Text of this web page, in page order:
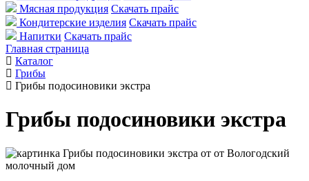
Мясная продукция Скачать прайс
Кондитерские изделия Скачать прайс
Напитки Скачать прайс
Главная страница
Каталог
Грибы
Грибы подосиновики экстра
Грибы подосиновики экстра